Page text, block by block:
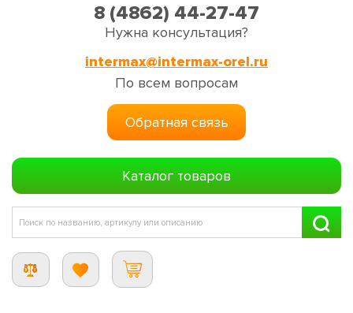
8 (4862) 44-27-47
Нужна консультация?
intermax@intermax-orel.ru
По всем вопросам
Обратная связь
Каталог товаров